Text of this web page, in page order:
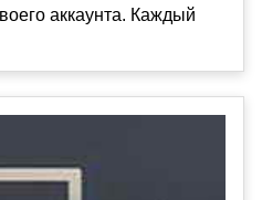
аккаунта. Каждый